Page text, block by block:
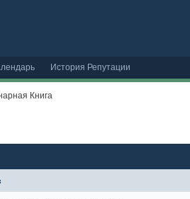
История Репутации
Книга